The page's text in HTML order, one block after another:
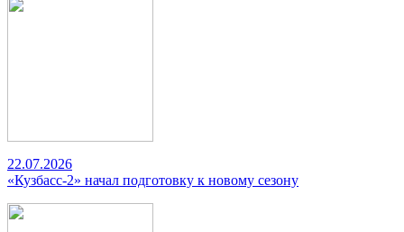
22.07.2026
«Кузбасс-2» начал подготовку к новому сезону